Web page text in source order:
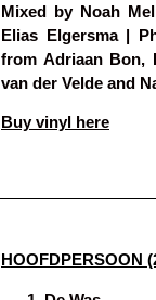
Mixed by Noah
Elias Elgersma |
from Adriaan Bon,
van der Velde and
Buy vinyl here
HOOFDPERSOON